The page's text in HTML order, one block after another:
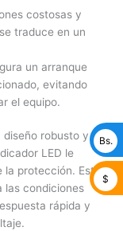
costosas y
traduce en un
un arranque
evitando
el equipo.
diseño robusto y
LED le
la protección. Este
las condiciones
rápida y
Bs.
$